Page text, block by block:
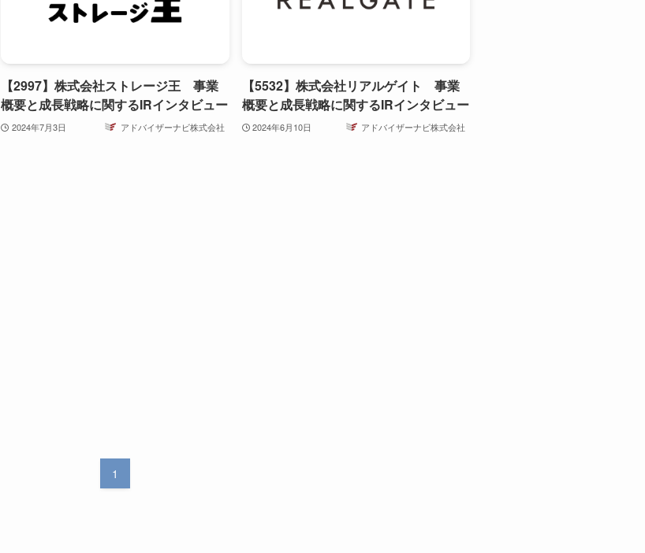
【2997】株式会社ストレージ王 事業
概要と成長戦略に関するIRインタビュー
2024年7月3日 アドバイザーナビ株式会社
【5532】株式会社リアルゲイト 事業
概要と成長戦略に関するIRインタビュー
2024年6月10日 アドバイザーナビ株式会社
1